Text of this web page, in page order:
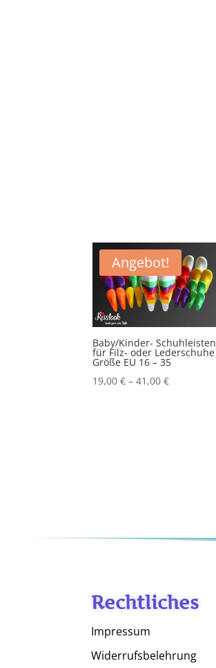
Angebot!
Baby/Kinder- Schuhleisten
für Filz- oder Lederschuhe
Größe EU 16 – 35
19,00€ –41,00€
Rechtliches
Impressum
Widerrufsbelehrung